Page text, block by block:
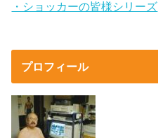
・ショッカーの皆様シリーズ
プロフィール